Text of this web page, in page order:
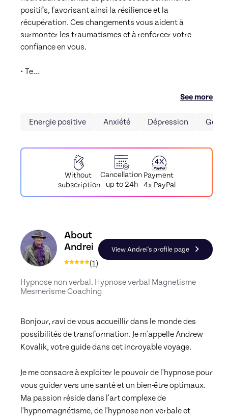
positifs, favorisant ainsi la résilience et la
récupération. Ces changements vous aident à
surmonter les traumatismes et à renforcer votre
confiance en vous.
• Te...
See more
Energie positive Anxiété Dépression
Without
subscription
Cancellation
up to 24h
Payment
4x PayPal
Discover the profile of Andrei, Skiller in Hypnose
About
Andrei
(1)
View Andrei's profile page
Hypnose non verbal. Hypnose verbal Magnetisme
Mesmerisme Coaching
Bonjour, ravi de vous accueillir dans le monde des
possibilités de transformation. Je m'appelle Andrew
Kovalik, votre guide dans cet incroyable voyage.
Je me consacre à exploiter le pouvoir de l'hypnose pour
vous guider vers une santé et un bien-être optimaux.
Ma passion réside dans l'art complexe de
l'hypnomagnétisme, de l'hypnose non verbale et